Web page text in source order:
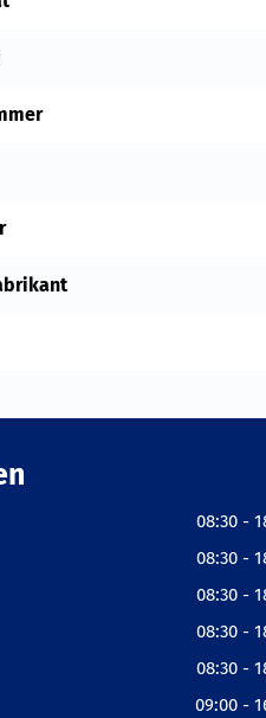
08:30 -
08:30 -
08:30 -
08:30 -
08:30 -
09:00 -